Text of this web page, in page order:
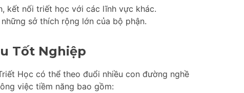
kết nối triết học với các lĩnh vực khác.
sở thích rộng lớn của bộ phận.
Tốt Nghiệp
Học có thể theo đuổi nhiều con đường nghề
việc tiềm năng bao gồm: